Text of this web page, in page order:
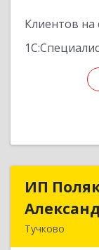
Клиентов
ИП
Тучково